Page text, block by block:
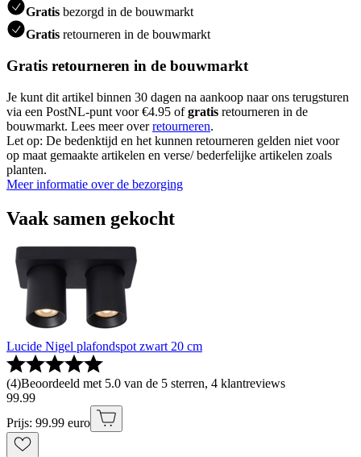
Gratis bezorgd in de bouwmarkt
Gratis retourneren in de bouwmarkt
Gratis retourneren in de bouwmarkt
Je kunt dit artikel binnen 30 dagen na aankoop naar ons terugsturen
via een PostNL-punt voor €4.95 ofgratis retourneren in de
bouwmarkt. Lees meer overretourneren.
Let op: De bedenktijd en het kunnen retourneren gelden niet voor
op maat gemaakte artikelen en verse/ bederfelijke artikelen zoals
planten.
Meer informatie over de bezorging
Vaak samen gekocht
Lucide Nigel plafondspot zwart 20 cm
(4)Beoordeeld met 5.0 van de 5 sterren, 4 klantreviews
99.99
Prijs: 99.99 euro